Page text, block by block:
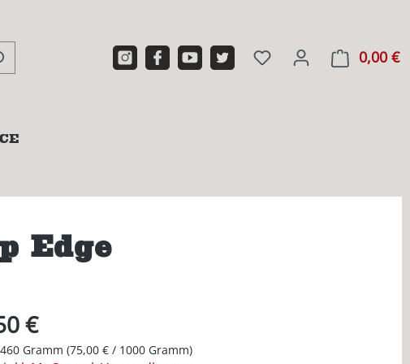
0,00 €
Edge
€
460 Gramm(75,00 € / 1000 Gramm)